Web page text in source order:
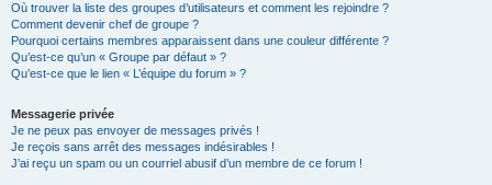
Où trouver la liste des groupes d’utilisateurs et comment les rejoindre ?
Comment devenir chef de groupe ?
Pourquoi certains membres apparaissent dans une couleur différente ?
Qu’est-ce qu’un « Groupe par défaut » ?
Qu’est-ce que le lien « L’équipe du forum » ?
Messagerie privée
Je ne peux pas envoyer de messages privés !
Je reçois sans arrêt des messages indésirables !
J’ai reçu un spam ou un courriel abusif d’un membre de ce forum !